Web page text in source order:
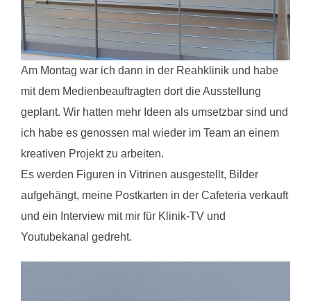
Am Montag war ich dann in der Reahklinik und habe
mit dem Medienbeauftragten dort die Ausstellung
geplant. Wir hatten mehr Ideen als umsetzbar sind und
ich habe es genossen mal wieder im Team an einem
kreativen Projekt zu arbeiten.
Es werden Figuren in Vitrinen ausgestellt, Bilder
aufgehängt, meine Postkarten in der Cafeteria verkauft
und ein Interview mit mir für Klinik-TV und
Youtubekanal gedreht.